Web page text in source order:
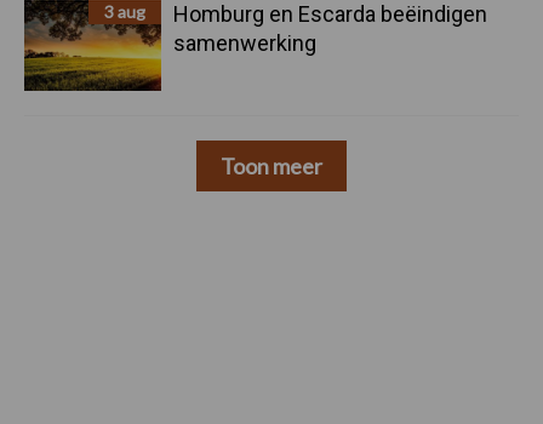
3 aug
Homburg en Escarda beëindigen
samenwerking
Toon meer